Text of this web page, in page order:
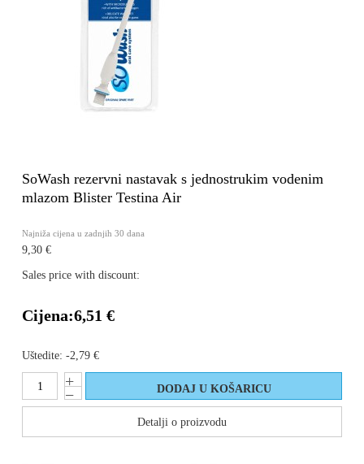
SoWash rezervni nastavak s jednostrukim vodenim
mlazom Blister Testina Air
Najniža cijena u zadnjih 30 dana
9,30 €
Sales price with discount:
Cijena:6,51 €
Uštedite: -2,79 €
Detalji o proizvodu